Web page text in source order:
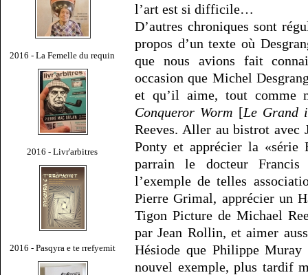
2016 - La Femelle du requin
2016 - Livr'arbitres
2016 - Pasqyra e te rrefyemit
l’art est si difficile…
D’autres chroniques sont
propos d’un texte où
que nous avions fait
occasion que Michel
et qu’il aime, tout comme
Conqueror Worm [Le Grand
Reeves. Aller au bistrot avec
Ponty et apprécier la «série
parrain le docteur Francis
l’exemple de telles
Pierre Grimal, apprécier un
Tigon Picture de Michael
par Jean Rollin, et aimer
Hésiode que Philippe
nouvel exemple, plus tardif